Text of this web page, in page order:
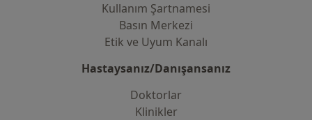
Kullanım Şartnamesi
Basın Merkezi
Etik ve Uyum Kanalı
Hastaysanız/Danışansanız
Doktorlar
Klinikler